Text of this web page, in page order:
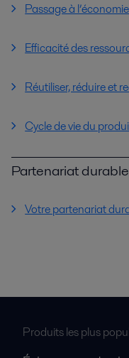
Passage à
Efficacité des
Réutiliser, réduire et
Cycle de vie du
Partenariat durable
Votre partenariat
Produits les plus